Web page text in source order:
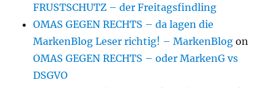
FRUSTSCHUTZ – der Freitagsfindling
OMAS GEGEN RECHTS – da lagen die
MarkenBlog Leser richtig! – MarkenBlog on
OMAS GEGEN RECHTS – oder MarkenG vs
DSGVO